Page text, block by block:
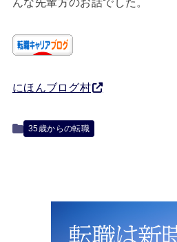
んな先輩方のお話でした。
にほんブログ村
35歳からの転職